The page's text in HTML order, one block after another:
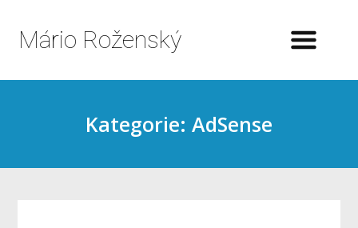
Mário Roženský
Kategorie: AdSense